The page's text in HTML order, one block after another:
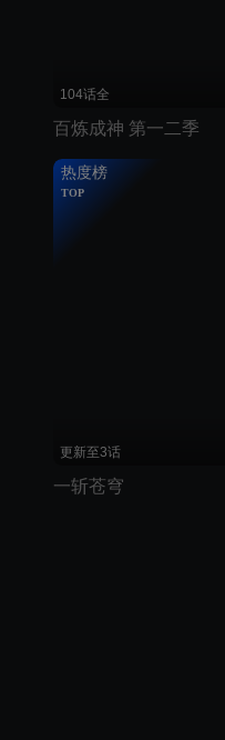
104话全
百炼成神 第一二季
热度榜
TOP
更新至3话
一斩苍穹